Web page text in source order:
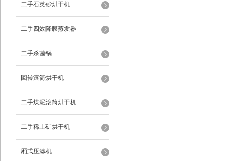
二手石英砂烘干机
二手四效降膜蒸发器
二手杀菌锅
回转滚筒烘干机
二手煤泥滚筒烘干机
二手稀土矿烘干机
厢式压滤机